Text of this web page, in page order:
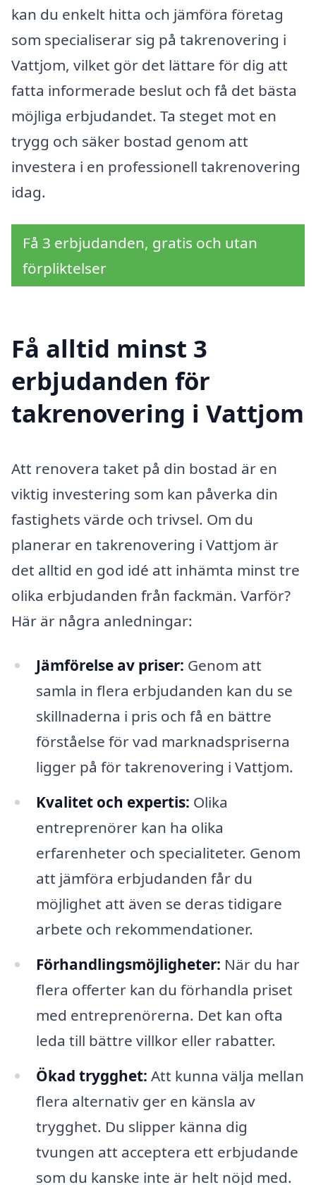
kan du enkelt hitta och jämföra företag
som specialiserar sig på takrenovering i
Vattjom, vilket gör det lättare för dig att
fatta informerade beslut och få det bästa
möjliga erbjudandet. Ta steget mot en
trygg och säker bostad genom att
investera i en professionell takrenovering
idag.
Få 3 erbjudanden, gratis och utan
förpliktelser
Få alltid minst 3
erbjudanden för
takrenovering i Vattjom
Att renovera taket på din bostad är en
viktig investering som kan påverka din
fastighets värde och trivsel. Om du
planerar en takrenovering i Vattjom är
det alltid en god idé att inhämta minst tre
olika erbjudanden från fackmän. Varför?
Här är några anledningar:
Jämförelse av priser: Genom att
samla in flera erbjudanden kan du se
skillnaderna i pris och få en bättre
förståelse för vad marknadspriserna
ligger på för takrenovering i Vattjom.
Kvalitet och expertis: Olika
entreprenörer kan ha olika
erfarenheter och specialiteter. Genom
att jämföra erbjudanden får du
möjlighet att även se deras tidigare
arbete och rekommendationer.
Förhandlingsmöjligheter: När du har
flera offerter kan du förhandla priset
med entreprenörerna. Det kan ofta
leda till bättre villkor eller rabatter.
Ökad trygghet: Att kunna välja mellan
flera alternativ ger en känsla av
trygghet. Du slipper känna dig
tvungen att acceptera ett erbjudande
som du kanske inte är helt nöjd med.